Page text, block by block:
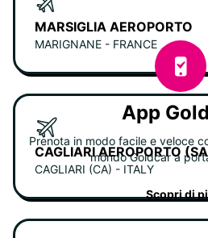
MARSIGLIA AEROPORTO
MARIGNANE - FRANCE
CAGLIARI AEROPORTO
CAGLIARI (CA) - ITALY
App
Prenota in modo facile e veloce
mondo Goldcar a
Scopri di